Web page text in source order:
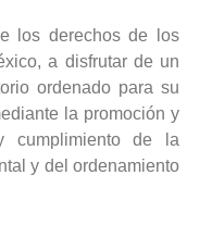
los derechos de los
a disfrutar de un
ordenado para su
la promoción y
cumplimiento de la
y del ordenamiento